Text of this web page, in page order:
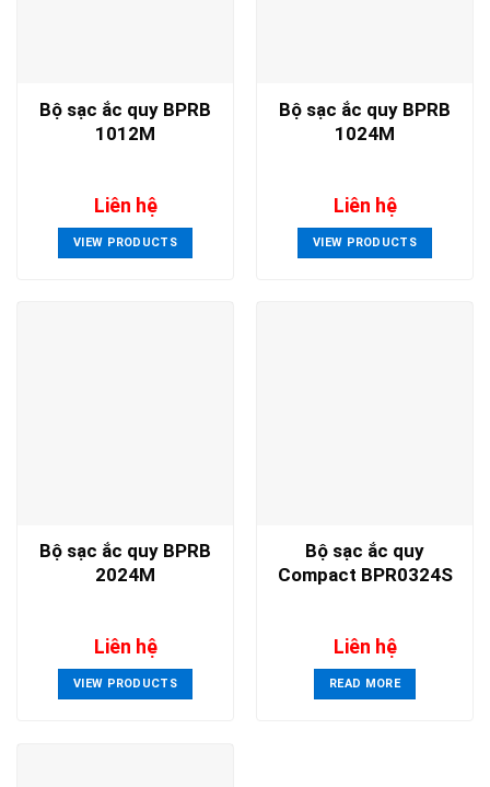
Bộ sạc ắc quy BPRB
1012M
Liên hệ
VIEW PRODUCTS
Bộ sạc ắc quy BPRB
1024M
Liên hệ
VIEW PRODUCTS
Bộ sạc ắc quy BPRB
2024M
Liên hệ
VIEW PRODUCTS
Bộ sạc ắc quy
Compact BPR0324S
Liên hệ
READ MORE